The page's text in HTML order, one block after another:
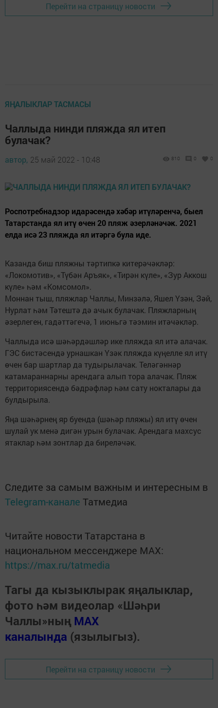
Перейти на страницу новости
ЯҢАЛЫКЛАР ТАСМАСЫ
Чаллыда нинди пляжда ял итеп
булачак?
автор, 25 май 2022 - 10:48 810 0 0
Роспотребнадзор идарәсендә хәбәр итүләренчә, быел
Татарстанда ял итү өчен 20 пляж әзерләнәчәк. 2021
елда исә 23 пляжда ял итәргә була иде.
Казанда биш пляжны тәртипкә китерәчәкләр:
«Локомотив», «Түбән Аръяк», «Тирән күле», «Зур Аккош
күле» һәм «Комсомол».
Моннан тыш, пляжлар Чаллы, Минзәлә, Яшел Үзән, Зәй,
Нурлат һәм Тәтештә дә ачык булачак. Пляжларның
әзерлеген, гадәттәгечә, 1 июньгә тәэмин итәчәкләр.
Чаллыда исә шәһәрдәшләр ике пляжда ял итә алачак.
ГЭС бистәсендә урнашкан Үзәк пляжда күңелле ял итү
өчен бар шартлар да тудырылачак. Теләгәннәр
катамараннарны арендага алып тора алачак. Пляж
территориясендә бәдрәфләр һәм сату нокталары да
булдырыла.
Яңа шәһәрнең яр буенда (шәһәр пляжы) ял итү өчен
шулай ук менә дигән урын булачак. Арендага махсус
ятаклар һәм зонтлар да биреләчәк.
Следите за самым важным и интересным в
Telegram-канале Татмедиа
Читайте новости Татарстана в
национальном мессенджере MАХ:
https://max.ru/tatmedia
Тагы да кызыклырак яңалыклар,
фото һәм видеолар «Шәһри
Чаллы»ның MAX
каналында (язылыгыз).
Перейти на страницу новости